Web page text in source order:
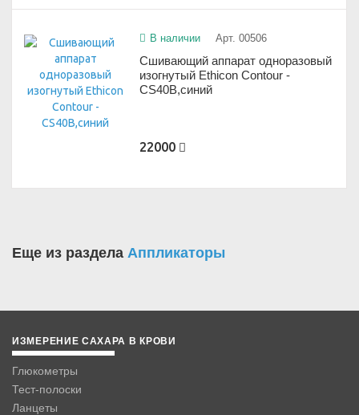
В наличии Арт. 00506
Сшивающий аппарат одноразовый
изогнутый Ethicon Contour -
CS40B,синий
22000
Еще из раздела Аппликаторы
ИЗМЕРЕНИЕ САХАРА В КРОВИ
Глюкометры
Тест-полоски
Ланцеты